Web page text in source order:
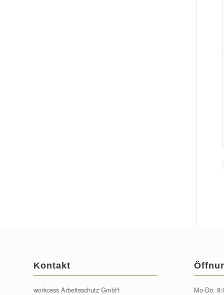
Kontakt
workcess Arbeitsschutz GmbH
Mo-Do: